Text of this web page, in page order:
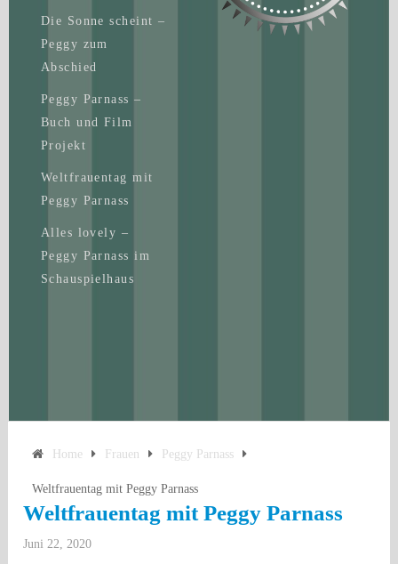
Die Sonne scheint –
Peggy zum
Abschied
Peggy Parnass –
Buch und Film
Projekt
Weltfrauentag mit
Peggy Parnass
Alles lovely –
Peggy Parnass im
Schauspielhaus
Home Frauen Peggy Parnass
Weltfrauentag mit Peggy Parnass
Weltfrauentag mit Peggy Parnass
Juni 22, 2020